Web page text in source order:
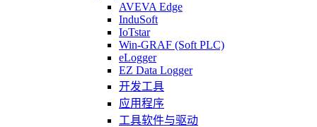
AVEVA Edge
InduSoft
IoTstar
Win-GRAF (Soft PLC)
eLogger
EZ Data Logger
开发工具
应用程序
工具软件与驱动